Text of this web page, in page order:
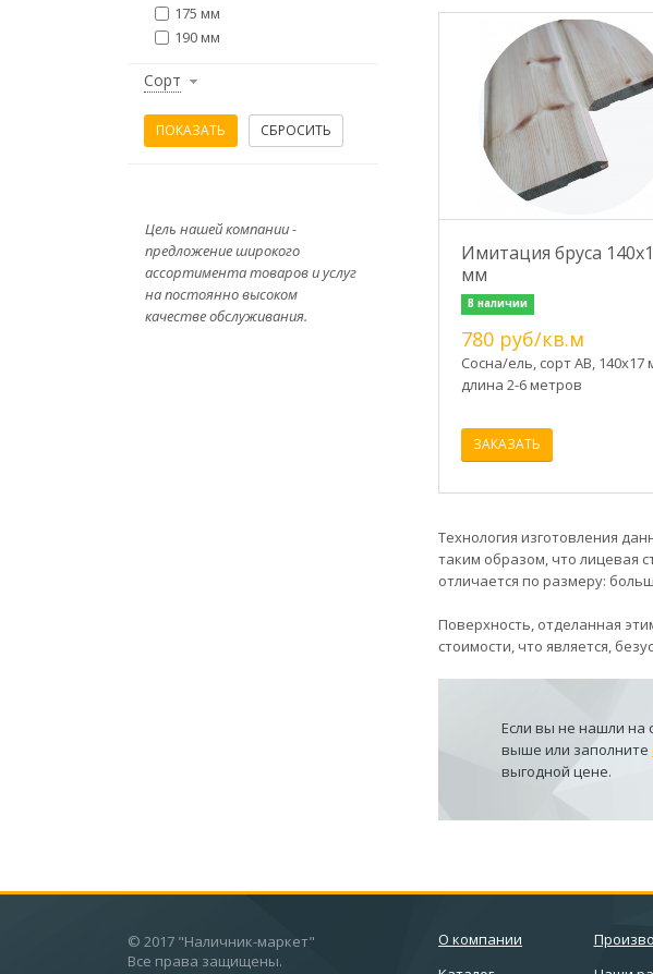
175 мм
190 мм
Сорт
Цель нашей компании -
предложение широкого
ассортимента товаров и услуг
на постоянно высоком
качестве обслуживания.
Имитация бруса
мм
В наличии
780 руб/кв.м
Сосна/ель, сорт АВ, 140х17
длина 2-6 метров
ЗАКАЗАТЬ
Технология изготовления
таким образом, что лицевая
отличается по размеру:
Поверхность, отделанная
стоимости, что является,
Если вы не нашли на
выше или заполните
выгодной цене.
© 2017 "Наличник-маркет"
Все права защищены.
О компании